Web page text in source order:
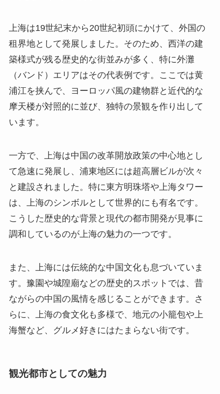
上海は19世紀末から20世紀初頭にかけて、外国の
租界地として発展しました。そのため、西洋の建
築様式が残る歴史的な街並みが多く、特に外灘
（バンド）エリアはその代表例です。ここでは黄
浦江を挟んで、ヨーロッパ風の建物群と近代的な
摩天楼が対照的に並び、独特の景観を作り出して
います。
一方で、上海は中国の改革開放政策の中心地とし
て急速に発展し、浦東地区には超高層ビルが次々
と建設されました。特に東方明珠塔や上海タワー
は、上海のシンボルとして世界的にも有名です。
こうした歴史的な背景と現代の都市開発が見事に
調和しているのが上海の魅力の一つです。
また、上海には伝統的な中国文化も息づいていま
す。豫園や城隍廟などの歴史的スポットでは、昔
ながらの中国の風情を感じることができます。さ
らに、上海の食文化も多様で、地元の小籠包や上
海蟹など、グルメ好きにはたまらない街です。
観光都市としての魅力